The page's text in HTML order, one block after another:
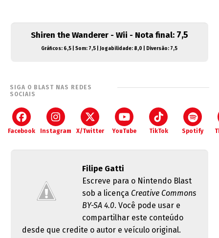
Shiren the Wanderer - Wii - Nota final: 7,5
Gráficos: 6,5 | Som: 7,5 | Jogabilidade: 8,0 | Diversão: 7,5
SIGA O BLAST NAS REDES
SOCIAIS
Facebook Instagram X/Twitter YouTube TikTok Spotify
Filipe Gatti
Escreve para o Nintendo Blast
sob a licença Creative Commons
BY-SA 4.0. Você pode usar e
compartilhar este conteúdo
desde que credite o autor e veículo original.